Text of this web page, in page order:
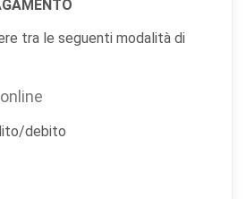
tra le seguenti modalità di
debito
di ricordare scelte che modificano
come gli utenti interagiscono con il
raccolti in forma anonima o aggregata.
di mostrare annunci pertinenti.